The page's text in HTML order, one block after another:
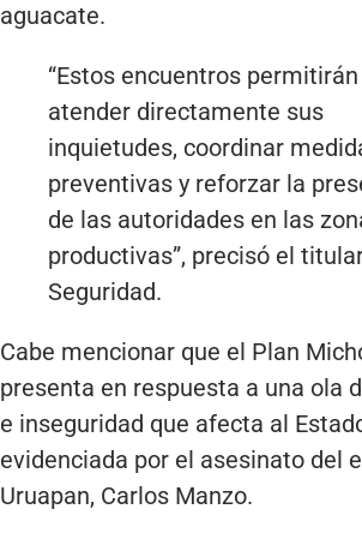
aguacate.
“Estos encuentros permitirán
atender directamente sus
inquietudes, coordinar
preventivas y reforzar la
de las autoridades en las
productivas”, precisó el
Seguridad.
Cabe mencionar que el Plan
presenta en respuesta a una ola
e inseguridad que afecta al
evidenciada por el asesinato del
Uruapan, Carlos Manzo.